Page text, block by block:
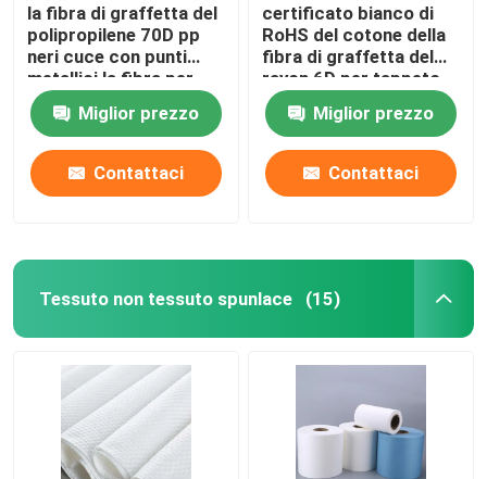
la fibra di graffetta del
polipropilene 70D pp
neri cuce con punti
metallici la fibra per
non tessuto
Miglior prezzo
Contattaci
certificato bianco di
RoHS del cotone della
fibra di graffetta del
rayon 6D per tappeto
Miglior prezzo
Contattaci
Tessuto non tessuto spunlace (15)